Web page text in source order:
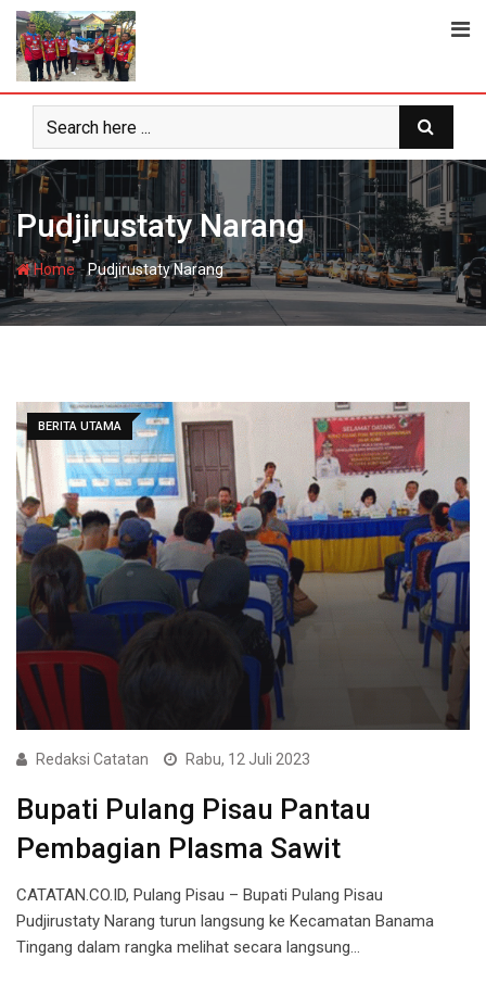
Skip
content
Pudjirustaty Narang
Home-Pudjirustaty Narang
BERITA UTAMA
Redaksi Catatan Rabu, 12 Juli 2023
Bupati Pulang Pisau Pantau
Pembagian Plasma Sawit
CATATAN.CO.ID, Pulang Pisau – Bupati Pulang Pisau
Pudjirustaty Narang turun langsung ke Kecamatan Banama
Tingang dalam rangka melihat secara langsung…